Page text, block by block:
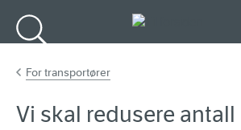
For transportører
Vi skal redusere antall